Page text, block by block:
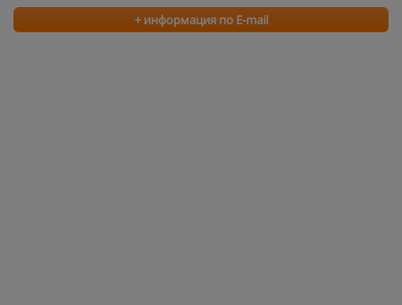
+ информация по E-mail